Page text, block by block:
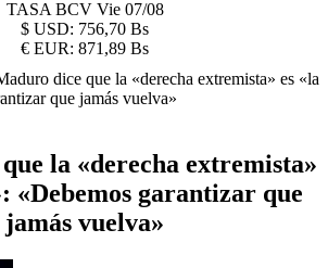
TASA BCV Vie 07/08
$ USD: 756,70 Bs
€ EUR: 871,89 Bs
dice que la «derecha extremista» es «la
que jamás vuelva»
la «derecha extremista»
«Debemos garantizar que
jamás vuelva»